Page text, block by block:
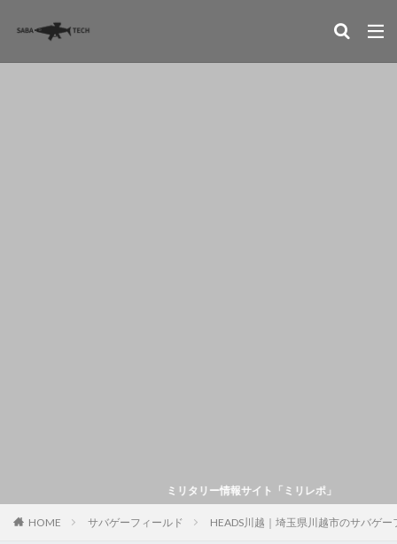
ミリタリー情報サイト「ミリレポ」
HOME サバゲーフィールド HEADS川越｜埼玉県川越市のサバゲ